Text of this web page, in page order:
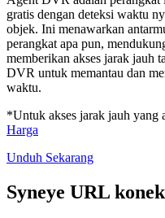
gratis dengan deteksi waktu
objek. Ini menawarkan
perangkat apa pun,
memberikan akses jarak jauh
DVR untuk memantau dan
waktu.
*Untuk akses jarak jauh yang
Harga
Unduh Sekarang
Syneye URL